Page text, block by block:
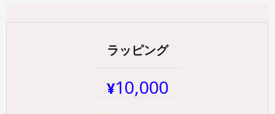
ラッピング
¥10,000